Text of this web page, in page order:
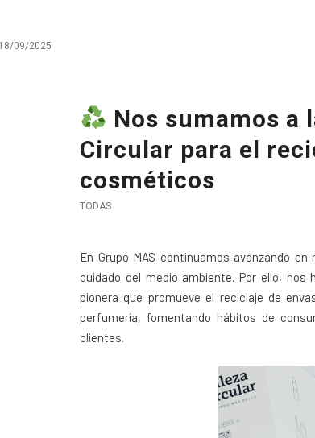
18/09/2025
Nos sumamos a
Circular para el
cosméticos
TODAS
En Grupo MAS continuamos avanzando
cuidado del medio ambiente. Por ello, nos
pionera que promueve el reciclaje de
perfumería, fomentando hábitos de
clientes.